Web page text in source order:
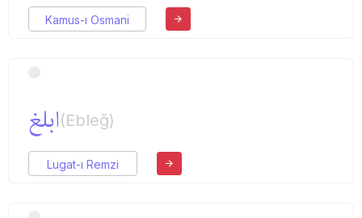
Kamus-ı Osmani
ابلغ(Ebleğ)
Lugat-ı Remzi